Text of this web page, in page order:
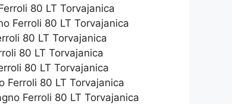
80 LT Torvajanica
Ferroli 80 LT Torvajanica
80 LT Torvajanica
80 LT Torvajanica
80 LT Torvajanica
Ferroli 80 LT Torvajanica
Ferroli 80 LT Torvajanica